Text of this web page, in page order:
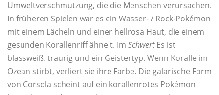
Umweltverschmutzung, die die Menschen verursachen.
In früheren Spielen war es ein Wasser- / Rock-Pokémon
mit einem Lächeln und einer hellrosa Haut, die einem
gesunden Korallenriff ähnelt. Im SchwertEs ist
blassweiß, traurig und ein Geistertyp. Wenn Koralle im
Ozean stirbt, verliert sie ihre Farbe. Die galarische Form
von Corsola scheint auf ein korallenrotes Pokémon